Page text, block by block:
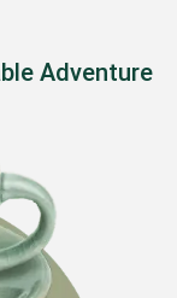
Adventure